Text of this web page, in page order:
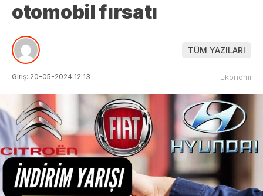
otomobil fırsatı
TÜM YAZILARI
Giriş: 20-05-2024 12:13 Ekonomi